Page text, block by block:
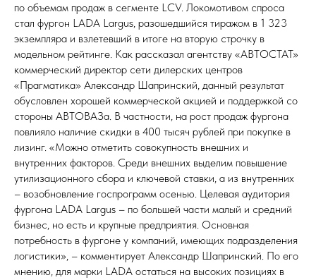
по объемам продаж в сегменте LCV. Локомотивом спроса
стал фургон LADA Largus, разошедшийся тиражом в 1 323
экземпляра и взлетевший в итоге на вторую строчку в
модельном рейтинге. Как рассказал агентству «АВТОСТАТ»
коммерческий директор сети дилерских центров
«Прагматика» Александр Шапринский, данный результат
обусловлен хорошей коммерческой акцией и поддержкой со
стороны АВТОВАЗа. В частности, на рост продаж фургона
повлияло наличие скидки в 400 тысяч рублей при покупке в
лизинг. «Можно отметить совокупность внешних и
внутренних факторов. Среди внешних выделим повышение
утилизационного сбора и ключевой ставки, а из внутренних
– возобновление госпрограмм осенью. Целевая аудитория
фургона LADA Largus – по большей части малый и средний
бизнес, но есть и крупные предприятия. Основная
потребность в фургоне у компаний, имеющих подразделения
логистики», – комментирует Александр Шапринский. По его
мнению, для марки LADA остаться на высоких позициях в